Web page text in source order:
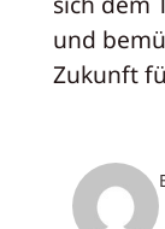
und
Zukunft